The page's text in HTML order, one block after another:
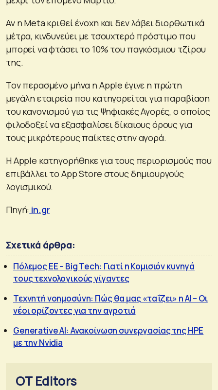
Αν η Μeta κριθεί ένοχη και δεν λάβει διορθωτικά
μέτρα, κινδυνεύει με τσουχτερό πρόστιμο που
μπορεί να φτάσει το 10% του παγκόσμιου τζίρου
της.
Τον περασμένο μήνα η Apple έγινε η πρώτη
μεγάλη εταιρεία που κατηγορείται για παραβίαση
του κανονισμού για τις Ψηφιακές Αγορές, ο οποίος
φιλοδοξεί να εξασφαλίσει δίκαιους όρους για
τους μικρότερους παίκτες στην αγορά.
Η Apple κατηγορήθηκε για τους περιορισμούς που
επιβάλλει το App Store στους δημιουργούς
λογισμικού.
Πηγή: in.gr
Σχετικά άρθρα:
Πόλεμος EE – Big Tech: Γιατί η Κομισιόν κυνηγά
τους τεχνολογικούς γίγαντες
Τεχνητή νοημοσύνη: Πώς θα μας «ταΐζει» η ΑΙ – Οι
νέοι ορίζοντες για την αγροτιά
Generative AI: Ανακοίνωση συνεργασίας της HPE
με την Nvidia
OT Editors